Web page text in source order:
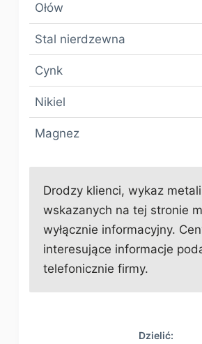
Ołów
Stal nierdzewna
Cynk
Nikiel
Magnez
Drodzy klienci, wykaz metali
wskazanych na tej stronie
wyłącznie informacyjny.
interesujące informacje
telefonicznie firmy.
Dzielić: